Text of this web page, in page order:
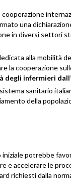
una
in diversi settori
alla mobilità
la cooperazione
infermieri
sanitario
della
potrebbe
e accelerare le
richiesti dalla